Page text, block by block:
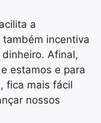
a
incentiva
Afinal,
estamos e para
fica mais fácil
nossos